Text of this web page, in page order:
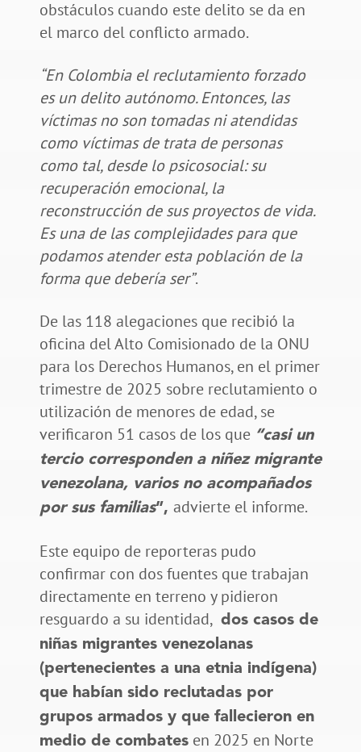
obstáculos cuando este delito se da en
el marco del conflicto armado.
“En Colombia el reclutamiento forzado
es un delito autónomo. Entonces, las
víctimas no son tomadas ni atendidas
como víctimas de trata de personas
como tal, desde lo psicosocial: su
recuperación emocional, la
reconstrucción de sus proyectos de vida.
Es una de las complejidades para que
podamos atender esta población de la
forma que debería ser”.
De las 118 alegaciones que recibió la
oficina del Alto Comisionado de la ONU
para los Derechos Humanos, en el primer
trimestre de 2025 sobre reclutamiento o
utilización de menores de edad, se
verificaron 51 casos de los que “casi un
tercio corresponden a niñez migrante
venezolana, varios no acompañados
por sus familias”, advierte el informe.
Este equipo de reporteras pudo
confirmar con dos fuentes que trabajan
directamente en terreno y pidieron
resguardo a su identidad, dos casos de
niñas migrantes venezolanas
(pertenecientes a una etnia indígena)
que habían sido reclutadas por
grupos armados y que fallecieron en
medio de combatesen 2025 en Norte